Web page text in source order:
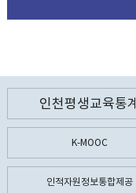
인천평생교육통계
K-MOOC
인적자원정보통합제공